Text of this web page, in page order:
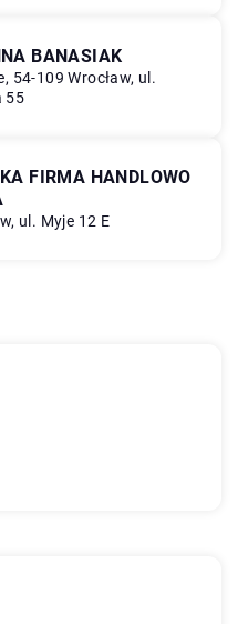
BANASIAK
54-109 Wrocław, ul.
55
FIRMA HANDLOWO
ul. Myje 12 E